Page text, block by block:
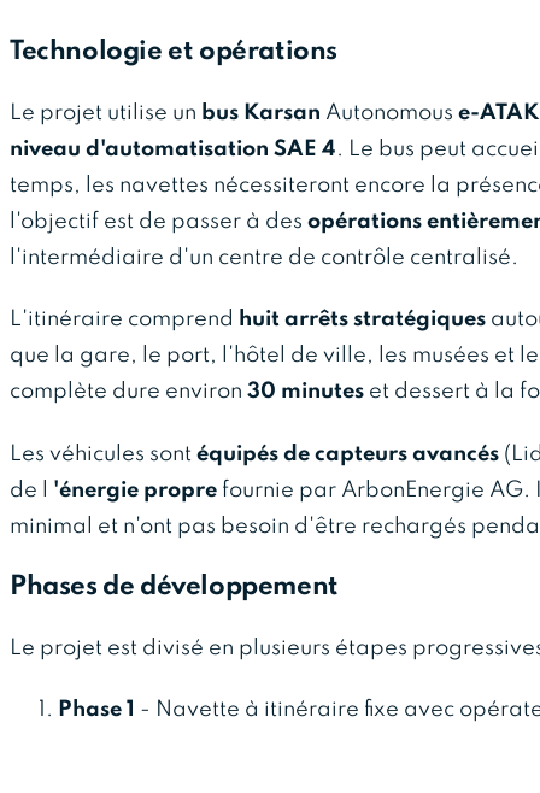
Technologie et opérations
Le projet utilise un bus Karsan Autonomous e-ATAK
niveau d'automatisation SAE 4. Le bus peut
temps, les navettes nécessiteront encore la
l'objectif est de passer à des opérations
l'intermédiaire d'un centre de contrôle centralisé.
L'itinéraire comprend huit arrêts stratégiques
que la gare, le port, l'hôtel de ville, les musées et
complète dure environ 30 minutes et dessert à la
Les véhicules sont équipés de capteurs avancés
de l 'énergie propre fournie par ArbonEnergie AG.
minimal et n'ont pas besoin d'être rechargés
Phases de développement
Le projet est divisé en plusieurs étapes
Phase 1 - Navette à itinéraire fixe avec